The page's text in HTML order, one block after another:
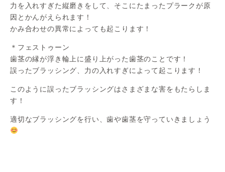
力を入れすぎた縦磨きをして、そこにたまったプラークが原
因とかんがえられます！
かみ合わせの異常によっても起こります！
＊フェストゥーン
歯茎の縁が浮き輪上に盛り上がった歯茎のことです！
誤ったブラッシング、力の入れすぎによって起こります！
このように誤ったブラッシングはさまざまな害をもたらしま
す！
適切なブラッシングを行い、歯や歯茎を守っていきましょう